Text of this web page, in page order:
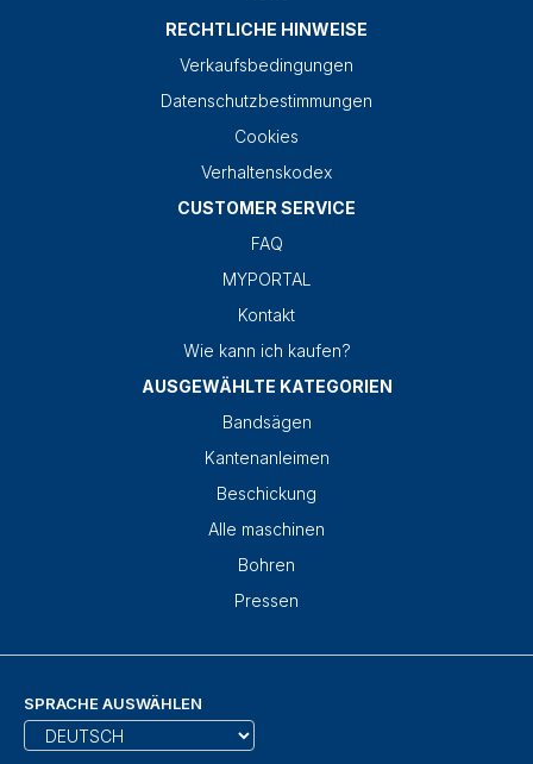
RECHTLICHE HINWEISE
Verkaufsbedingungen
Datenschutzbestimmungen
Cookies
Verhaltenskodex
CUSTOMER SERVICE
FAQ
MYPORTAL
Kontakt
Wie kann ich kaufen?
AUSGEWÄHLTE KATEGORIEN
Bandsägen
Kantenanleimen
Beschickung
Alle maschinen
Bohren
Pressen
SPRACHE AUSWÄHLEN